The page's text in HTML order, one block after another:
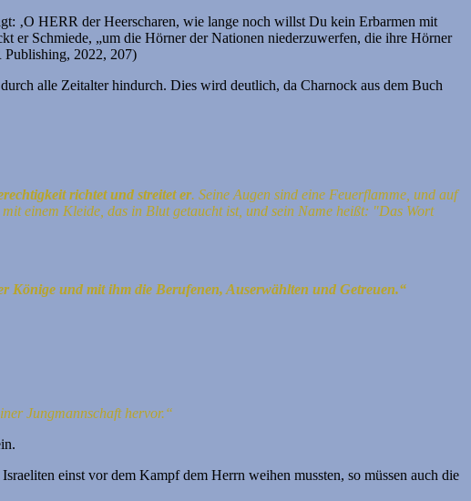
‚O HERR der Heerscharen, wie lange noch willst Du kein Erbarmen mit
er Schmiede, „um die Hörner der Nationen niederzuwerfen, die ihre Hörner
Publishing, 2022, 207)
alle Zeitalter hindurch. Dies wird deutlich, da Charnock aus dem Buch
richtet und streitet er. Seine Augen sind eine Feuerflamme, und auf
einem Kleide, das in Blut getaucht ist, und sein Name heißt: "Das Wort
Könige und mit ihm die Berufenen, Auserwählten und Getreuen.“
Jungmannschaft hervor.“
einst vor dem Kampf dem Herrn weihen mussten, so müssen auch die